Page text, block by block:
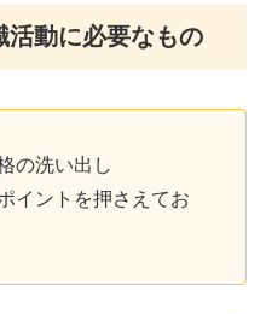
活動に必要なもの
の洗い出し
イントを押さえてお